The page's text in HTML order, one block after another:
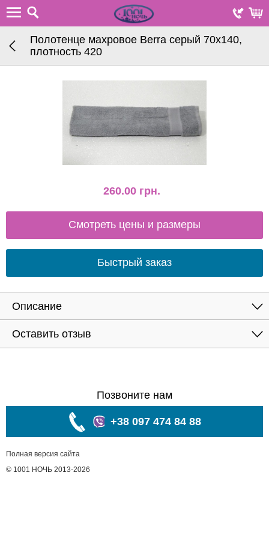
Полотенце махровое Berra серый 70х140,
плотность 420
260.00 грн.
Смотреть цены и размеры
Быстрый заказ
Описание
Оставить отзыв
Позвоните нам
+38 097 474 84 88
Полная версия сайта
© 1001 НОЧЬ 2013-2026